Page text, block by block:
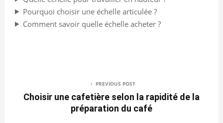
Pourquoi choisir une échelle articulée ?
Comment savoir quelle échelle acheter ?
PREVIOUS POST
Choisir une cafetière selon la rapidité de la
préparation du café